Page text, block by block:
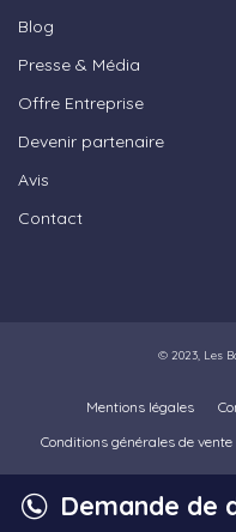
Blog
Presse & Média
Offre Entreprise
Devenir partenaire
Avis
Contact
© 2023, Les
Mentions légales
Conditions générales de vente
Demande de